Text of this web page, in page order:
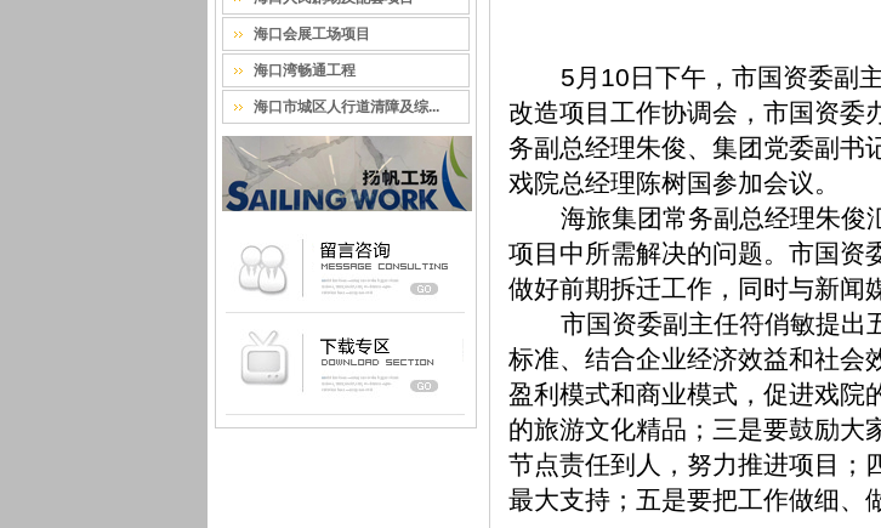
海口会展工场项目
海口湾畅通工程
海口市城区人行道清障及综...
5月 10 日 下午，市国资委副
改造项目工作协调会，市国资委
务副总经理朱俊、集团党委副书
戏院总经理陈树国参加会议。
海旅集团常务副总经理朱俊
项目中所需解决的问题。市国资
做好前期拆迁工作，同时与新闻
市国资委副主任符俏敏提出
标准、结合企业经济效益和社会
盈利模式和商业模式，促进戏院
的旅游文化精品；三是要鼓励大
节点责任到人，努力推进项目；
最大支持；五是要把工作做细、